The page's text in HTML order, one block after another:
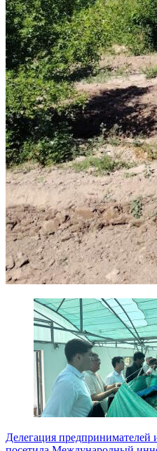
Делегация предпринимателей